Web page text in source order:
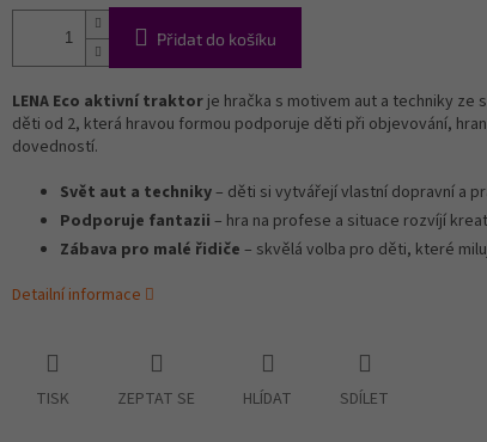
Přidat do košíku
LENA Eco aktivní traktorje hračka s motivem aut a techniky ze
děti od 2, která hravou formou podporuje děti při objevování,
dovedností.
Svět aut a techniky– děti si vytvářejí vlastní dopravní a
Podporuje fantazii – hra na profese a situace rozvíjí
Zábava pro malé řidiče – skvělá volba pro děti, které
Detailní informace
TISK ZEPTAT SE HLÍDAT SDÍLET